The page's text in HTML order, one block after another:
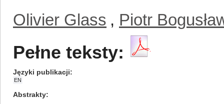
Olivier Glass , Piotr
Pełne teksty:
Języki publikacji
EN
Abstrakty